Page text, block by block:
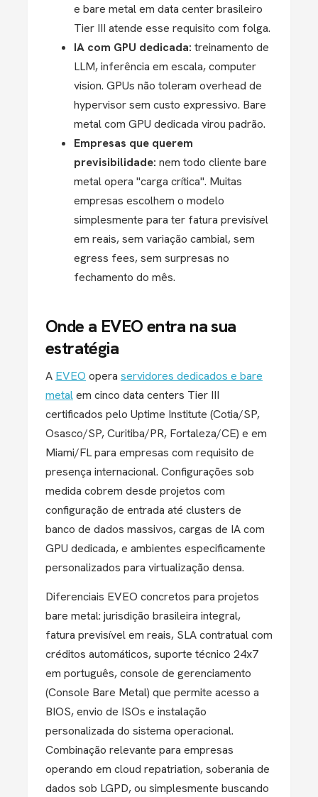
e bare metal em data center brasileiro
Tier III atende esse requisito com folga.
IA com GPU dedicada: treinamento de
LLM, inferência em escala, computer
vision. GPUs não toleram overhead de
hypervisor sem custo expressivo. Bare
metal com GPU dedicada virou padrão.
Empresas que querem
previsibilidade: nem todo cliente bare
metal opera "carga crítica". Muitas
empresas escolhem o modelo
simplesmente para ter fatura previsível
em reais, sem variação cambial, sem
egress fees, sem surpresas no
fechamento do mês.
Onde a EVEO entra na sua
estratégia
A EVEO opera servidores dedicados e bare
metalem cinco data centers Tier III
certificados pelo Uptime Institute (Cotia/SP,
Osasco/SP, Curitiba/PR, Fortaleza/CE) e em
Miami/FL para empresas com requisito de
presença internacional. Configurações sob
medida cobrem desde projetos com
configuração de entrada até clusters de
banco de dados massivos, cargas de IA com
GPU dedicada, e ambientes especificamente
personalizados para virtualização densa.
Diferenciais EVEO concretos para projetos
bare metal: jurisdição brasileira integral,
fatura previsível em reais, SLA contratual com
créditos automáticos, suporte técnico 24x7
em português, console de gerenciamento
(Console Bare Metal) que permite acesso a
BIOS, envio de ISOs e instalação
personalizada do sistema operacional.
Combinação relevante para empresas
operando em cloud repatriation, soberania de
dados sob LGPD, ou simplesmente buscando